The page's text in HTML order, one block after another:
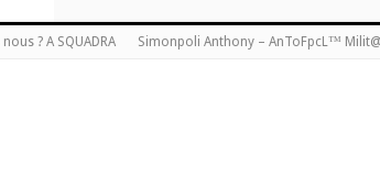
? A SQUADRA Simonpoli Anthony – AnToFpcL™